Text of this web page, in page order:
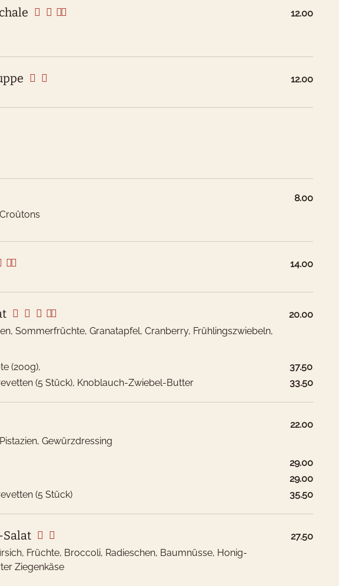
12.00
12.00
8.00
14.00
Sommerfrüchte, Granatapfel, Cranberry, Frühlingszwiebeln,
20.00
(200g),
37.50
(5 Stück), Knoblauch-Zwiebel-Butter
33.50
Gewürzdressing
22.00
29.00
29.00
(5 Stück)
35.50
Salat
Früchte, Broccoli, Radieschen, Baumnüsse, Honig-
Ziegenkäse
27.50
Wir haben Hotelzimmer für 1-4
Gäste
Kalb
Schwein
Huhn CH
Fisch